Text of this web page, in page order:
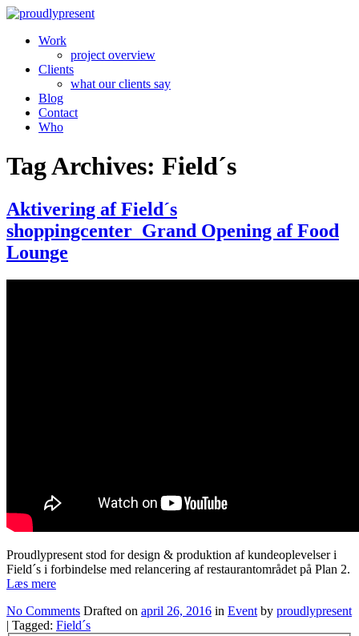
Work
project overview
Clients
what our clients say
Blog
Contact
Who
Tag Archives: Field´s
Aktivering af Field´s
shoppingcenter_Grand Opening af Food
Lounge
Proudlypresent stod for design & produktion af kundeoplevelser i
Field´s i forbindelse med relancering af restaurantområdet på Plan 2.
Læs mere
No Comments Drafted on april 26, 2016 in Event by proudlypresent
| Tagged: Field´s